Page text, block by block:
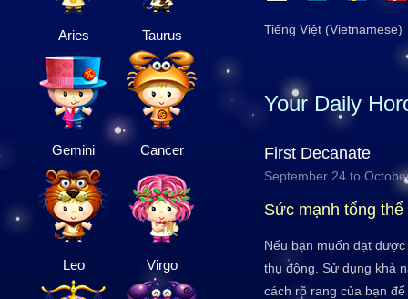
Aries Taurus
Gemini Cancer
Leo Virgo
Tiếng Việt (Vietnamese)
Your Daily
First Decanate
September 24 to
Sức mạnh tổng thể
Nếu bạn muốn đạt
thụ động. Sử dụng khả
cách rõ rang của bạn